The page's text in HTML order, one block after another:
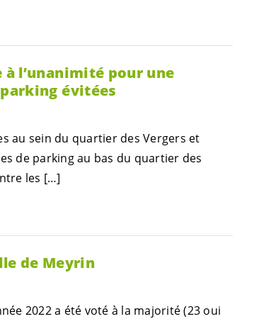
l’unanimité pour une
évitées
au sein du quartier des Vergers et
de parking au bas du quartier des
les […]
de Meyrin
2022 a été voté à la majorité (23 oui